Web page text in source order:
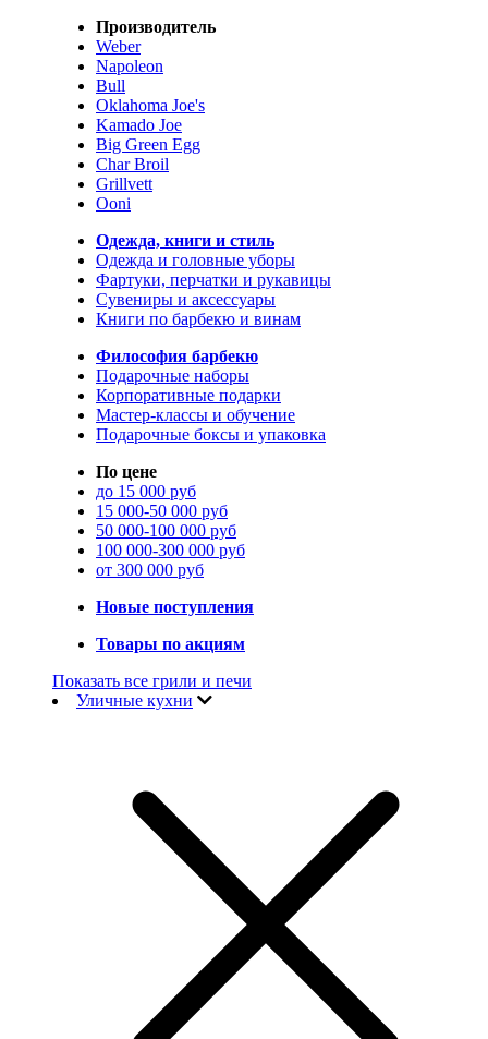
Производитель
Weber
Napoleon
Bull
Oklahoma Joe's
Kamado Joe
Big Green Egg
Char Broil
Grillvett
Ooni
Одежда, книги и стиль
Одежда и головные уборы
Фартуки, перчатки и рукавицы
Сувениры и аксессуары
Книги по барбекю и винам
Философия барбекю
Подарочные наборы
Корпоративные подарки
Мастер-классы и обучение
Подарочные боксы и упаковка
По цене
до 15 000 руб
15 000-50 000 руб
50 000-100 000 руб
100 000-300 000 руб
от 300 000 руб
Новые поступления
Товары по акциям
Показать все грили и печи
Уличные кухни